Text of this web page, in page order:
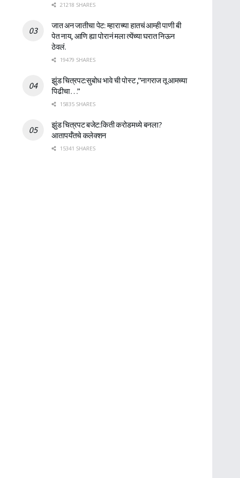
21218 SHARES
जात अन जातीचा पेट: म्हाराच्या हातचं आम्ही पाणी बी
पेत नाय, आणि ह्या पोरानं मला त्येंच्या घरात निऊन
ठेवलं.
19479 SHARES
झुंड चित्रपट:सुबोध भावे ची पोस्ट ,”नागराज तू आमच्या
पिढीचा…”
15835 SHARES
झुंड चित्रपट बजेट:किती करोडमध्ये बनला?
आतापर्यँतचे कलेक्शन
15341 SHARES